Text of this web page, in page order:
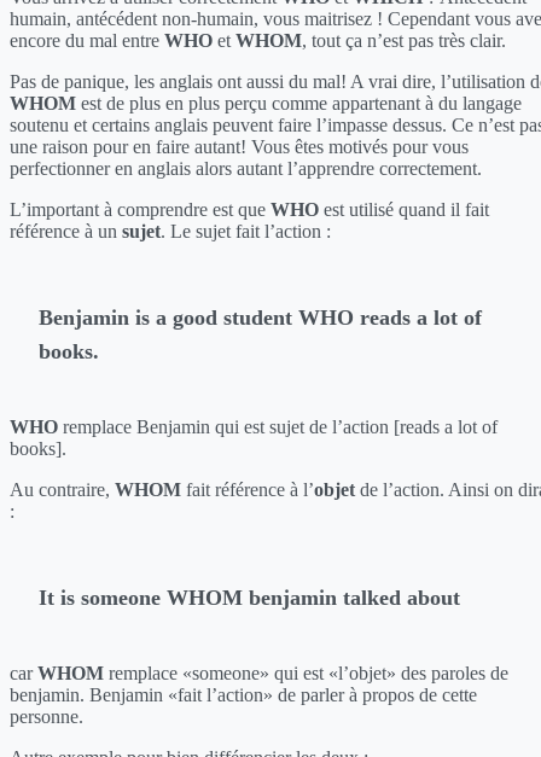
humain, antécédent non-humain, vous maitrisez ! Cependant vous
encore du mal entre WHO et WHOM, tout ça n’est pas très clair.
Pas de panique, les anglais ont aussi du mal! A vrai dire, l’utilisation
WHOM est de plus en plus perçu comme appartenant à du langage
soutenu et certains anglais peuvent faire l’impasse dessus. Ce n’est
une raison pour en faire autant! Vous êtes motivés pour vous
perfectionner en anglais alors autant l’apprendre correctement.
L’important à comprendre est que WHO est utilisé quand il fait
référence à un sujet. Le sujet fait l’action :
Benjamin is a good student WHO reads a lot of
books.
WHO remplace Benjamin qui est sujet de l’action [reads a lot of
books].
Au contraire, WHOM fait référence à l’objet de l’action. Ainsi on
:
It is someone WHOM benjamin talked about
carWHOM remplace «someone» qui est «l’objet» des paroles de
benjamin. Benjamin «fait l’action» de parler à propos de cette
personne.